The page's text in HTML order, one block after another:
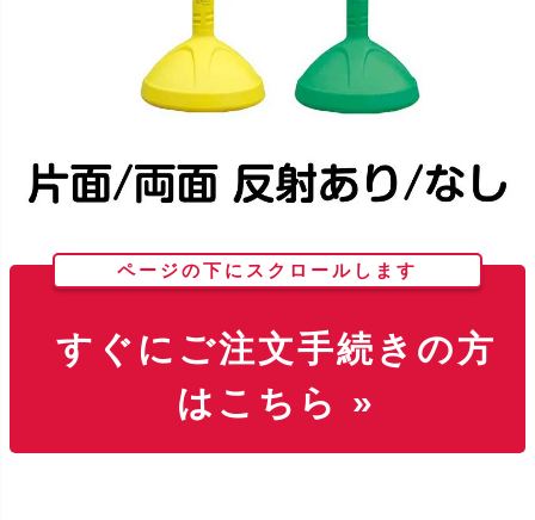
ページの下にスクロールします
すぐにご注文手続きの方
はこちら »